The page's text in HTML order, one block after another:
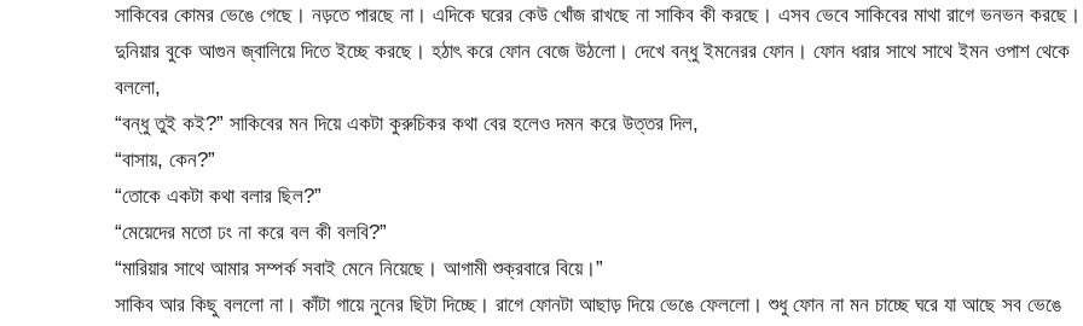
সাকিবের কোমর ভেঙে গেছে। নড়তে পারছে না। এদিকে ঘরের কেউ খোঁজ রাখছে না সাকিব কী করছে। এসব ভেবে সাকিবের মাথা রাগে ভনভন করছে।
দুনিয়ার বুকে আগুন জ্বালিয়ে দিতে ইচ্ছে করছে। হঠাৎ করে ফোন বেজে উঠলো। দেখে বন্ধু ইমনেরর ফোন। ফোন ধরার সাথে সাথে ইমন ওপাশ থেকে
বললো,
“বন্ধু তুই কই?” সাকিবের মন দিয়ে একটা কুরুচিকর কথা বের হলেও দমন করে উত্তর দিল,
“বাসায়, কেন?”
“তোকে একটা কথা বলার ছিল?”
“মেয়েদের মতো ঢং না করে বল কী বলবি?”
“মারিয়ার সাথে আমার সম্পর্ক সবাই মেনে নিয়েছে। আগামী শুক্রবারে বিয়ে।”
সাকিব আর কিছু বললো না। কাঁটা গায়ে নুনের ছিটা দিচ্ছে। রাগে ফোনটা আছাড় দিয়ে ভেঙে ফেললো। শুধু ফোন না মন চাচ্ছে ঘরে যা আছে সব ভেঙে